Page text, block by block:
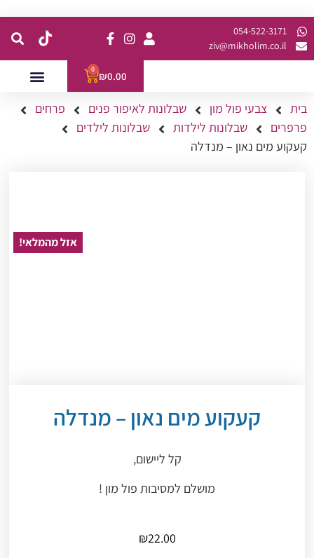
054-522-3171⁩
ziv@mikholim.co.il
₪0.00
0
בית צבעי פול מון שבלונות לאיפור פנים
פרחים
פרפרים
שבלונות לילדות
שבלונות לילדים
קעקוע מים נאון – מנדלה
אזל מהמלאי!
קעקוע מים נאון – מנדלה
קל ליישום,
מושלם למסיבות פול מון !
₪22.00